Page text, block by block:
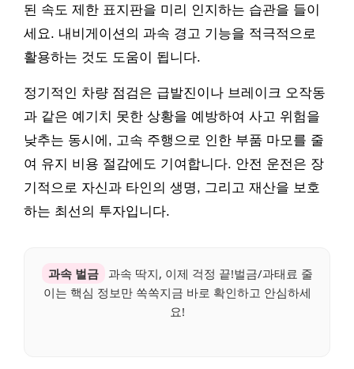
된 속도 제한 표지판을 미리 인지하는 습관을 들이
세요. 내비게이션의 과속 경고 기능을 적극적으로
활용하는 것도 도움이 됩니다.
정기적인 차량 점검은 급발진이나 브레이크 오작동
과 같은 예기치 못한 상황을 예방하여 사고 위험을
낮추는 동시에, 고속 주행으로 인한 부품 마모를 줄
여 유지 비용 절감에도 기여합니다. 안전 운전은 장
기적으로 자신과 타인의 생명, 그리고 재산을 보호
하는 최선의 투자입니다.
과속 벌금
과속 딱지, 이제 걱정 끝!벌금/과태료 줄
이는 핵심 정보만 쏙쏙지금 바로 확인하고 안심하세
요!